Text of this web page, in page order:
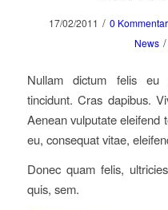
17/02/2011 / 0
News /
Nullam dictum felis eu
tincidunt. Cras dapibus.
Aenean vulputate eleifend
eu, consequat vitae,
Donec quam felis,
quis, sem.